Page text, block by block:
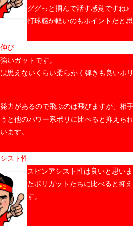
ググっと掴んで話す感覚ですね♪
打球感が軽いのもポイントだと
び
いガットです。
思えないくらい柔らかく弾きも良いポ
力があるので飛ぶのは飛びますが、相
と他のパワー系ポリに比べると抑えら
ます。
スト性
スピンアシスト性は良いと思い
たポリガットたちに比べると抑
す。